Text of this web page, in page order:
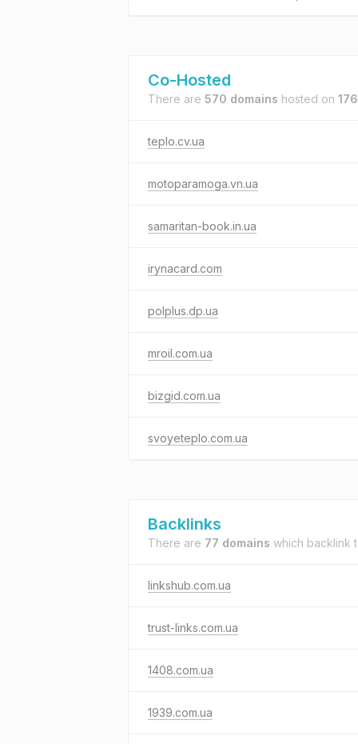
Co-Hosted
There are 570 domains hosted on
teplo.cv.ua
motoparamoga.vn.ua
samaritan-book.in.ua
irynacard.com
polplus.dp.ua
mroil.com.ua
bizgid.com.ua
svoyeteplo.com.ua
Backlinks
There are 77 domains which backlink
linkshub.com.ua
trust-links.com.ua
1408.com.ua
1939.com.ua